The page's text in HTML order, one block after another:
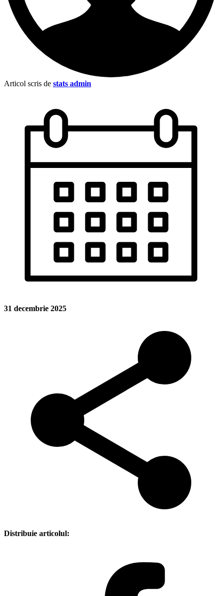
Articol scris de stats admin
31 decembrie 2025
Distribuie articolul: